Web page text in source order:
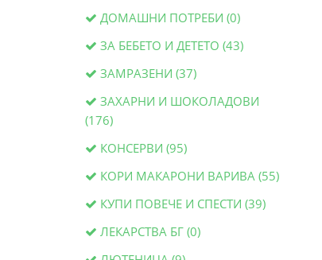
ДОМАШНИ ПОТРЕБИ (0)
ЗА БЕБЕТО И ДЕТЕТО (43)
ЗАМРАЗЕНИ (37)
ЗАХАРНИ И ШОКОЛАДОВИ
(176)
КОНСЕРВИ (95)
КОРИ МАКАРОНИ ВАРИВА (55)
КУПИ ПОВЕЧЕ И СПЕСТИ (39)
ЛЕКАРСТВА БГ (0)